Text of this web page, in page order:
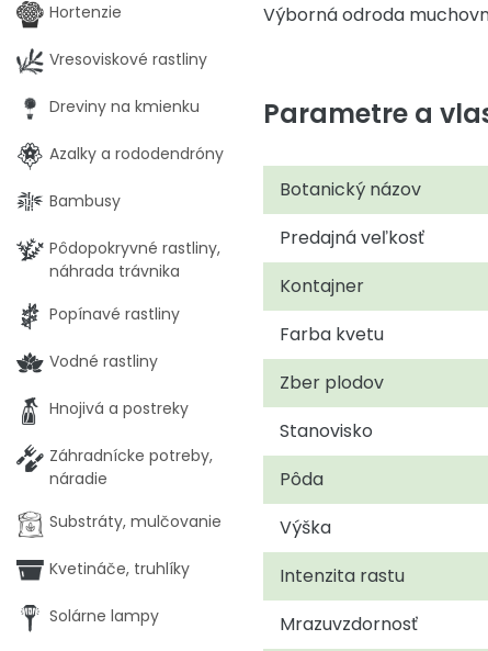
Výborná odroda
Parametre a
Botanický názov
Predajná veľkosť
Kontajner
Farba kvetu
Zber plodov
Stanovisko
Pôda
Výška
Intenzita rastu
Mrazuvzdornosť
Hortenzie
Vresoviskové rastliny
Dreviny na kmienku
Azalky a rododendróny
Bambusy
Pôdopokryvné rastliny,
náhrada trávnika
Popínavé rastliny
Vodné rastliny
Hnojivá a postreky
Záhradnícke potreby,
náradie
Substráty, mulčovanie
Kvetináče, truhlíky
Solárne lampy